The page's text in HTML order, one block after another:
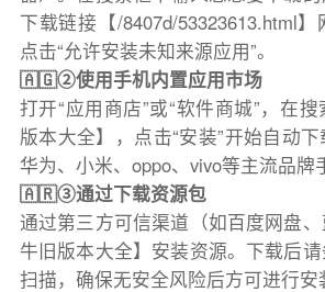
下载链接【/8407d/53323613.html
点击“允许安装未知来源应用”。
🇦🇬②使用手机内置应用市场
打开“应用商店”或“软件商城”，在
版本大全】，点击“安装”开始自动
华为、小米、oppo、vivo等主流品牌
🇦🇷③通过下载资源包
通过第三方可信渠道（如百度网盘
牛旧版本大全】安装资源。下载后
扫描，确保无安全风险后方可进行安